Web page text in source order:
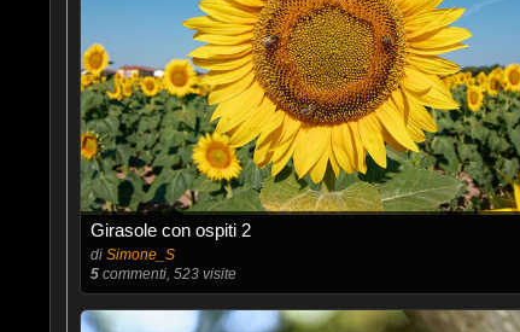
Girasole con ospiti 2
di Simone_S
5commenti, 523 visite